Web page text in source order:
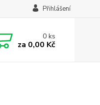
Přihlášení
0ks
za 0,00 Kč